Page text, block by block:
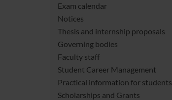
Exam calendar
Notices
Thesis and internship proposals
Governing bodies
Faculty staff
Student Career Management
Practical information for students
Scholarships and Grants